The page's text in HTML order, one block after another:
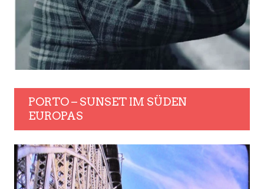
PORTO – SUNSET IM SÜDEN
EUROPAS